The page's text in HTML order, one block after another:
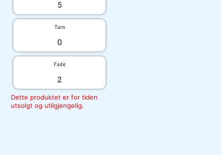
5
Turn
0
Fade
2
Dette produktet er for tiden
utsolgt og utilgjengelig.